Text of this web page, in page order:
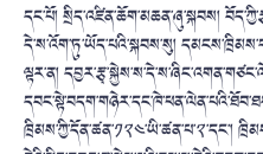
དང་པོ། སྲིད་འཛིན་ཆོག་མཆན་ཞུ་སྐབས།
དེ་ས་འོག་ཏུ་ཡོད་པའི་སྐབས་སུ།
ལྟར་ན།
ཁྲིམས་ཀྱི་དོན་ཚན་༡༢༤་ཡི་ཚན་པ་༢་དང་།